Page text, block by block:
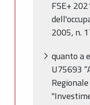
FSE+
2005, n.
quanto a
U75693